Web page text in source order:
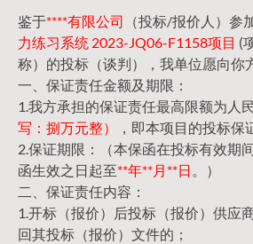
鉴于****有限公司 （投标/报价人）参
力练习系统 2023-JQ06-F1158项目 (
称）的投标（谈判），我单位愿向你
一、保证责任金额及期限：
1.我方承担的保证责任最高限额为人
写：捌万元整）
，即本项目的投标保
2.保证期限：（本保函在投标有效期
函生效之日起至**年**月**日 。）
二、保证责任内容：
1.开标（报价）后投标（报价）供应
回其投标（报价）文件的；